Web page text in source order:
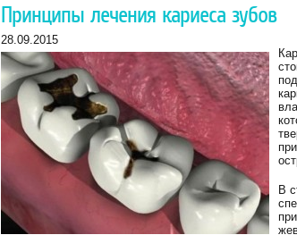
Принципы лечения кариеса зубов
28.09.2015
В